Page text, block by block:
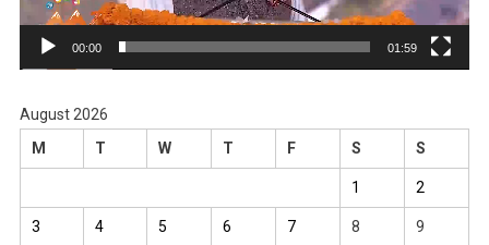
00:00 01:59
August 2026
M
T W T F S S
1 2
3 4 5 6 7 8 9